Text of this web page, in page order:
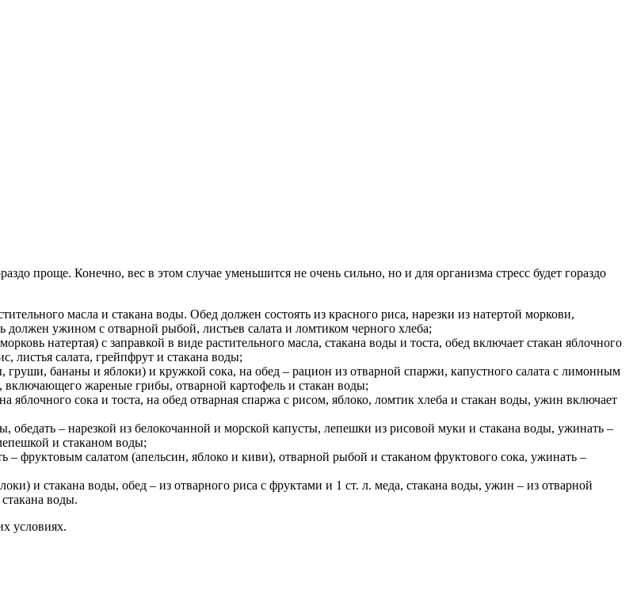
проще. Конечно, вес в этом случае уменьшится не очень сильно, но и для организма стресс будет гораздо
масла и стакана воды. Обед должен состоять из красного риса, нарезки из натертой моркови,
должен ужином с отварной рыбой, листьев салата и ломтиком черного хлеба;
натертая) с заправкой в виде растительного масла, стакана воды и тоста, обед включает стакан яблочного
листья салата, грейпфрут и стакана воды;
бананы и яблоки) и кружкой сока, на обед – рацион из отварной спаржи, капустного салата с лимонным
включающего жареные грибы, отварной картофель и стакан воды;
яблочного сока и тоста, на обед отварная спаржа с рисом, яблоко, ломтик хлеба и стакан воды, ужин включает
– нарезкой из белокочанной и морской капусты, лепешки из рисовой муки и стакана воды, ужинать –
и стаканом воды;
– фруктовым салатом (апельсин, яблоко и киви), отварной рыбой и стаканом фруктового сока, ужинать –
и стакана воды, обед – из отварного риса с фруктами и 1 ст. л. меда, стакана воды, ужин – из отварной
воды.
условиях.